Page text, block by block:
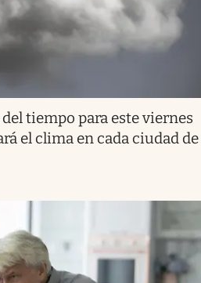
tiempo para este viernes
el clima en cada ciudad de